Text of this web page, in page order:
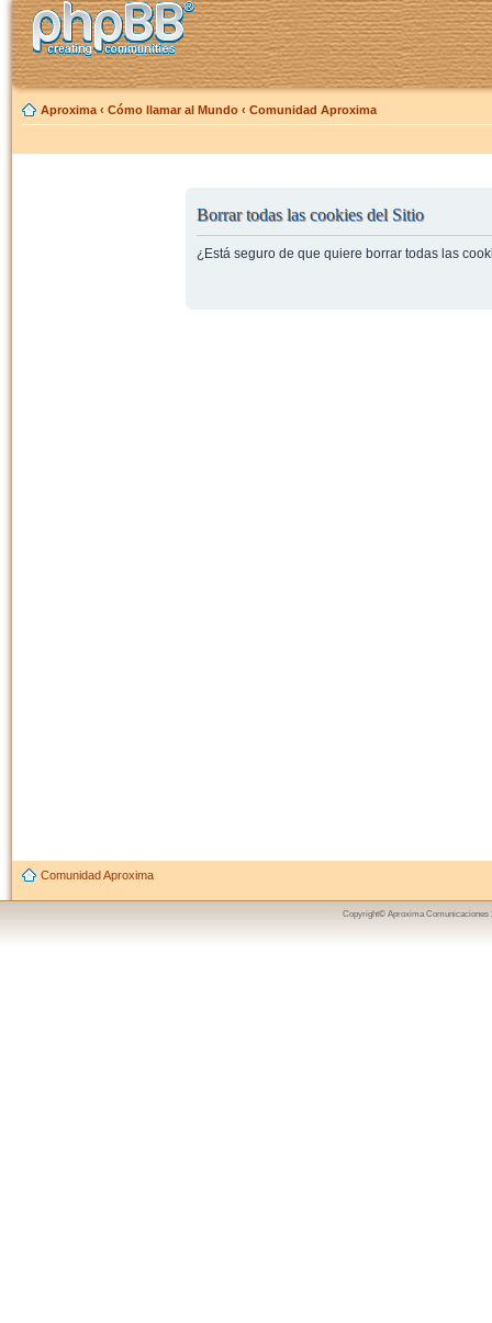
Aproxima ‹ Cómo llamar al Mundo ‹ Comunidad Aproxima
Borrar todas las cookies del Sitio
¿Está seguro de que quiere borrar todas las
Comunidad Aproxima
Copyright© Aproxima Comunicaciones